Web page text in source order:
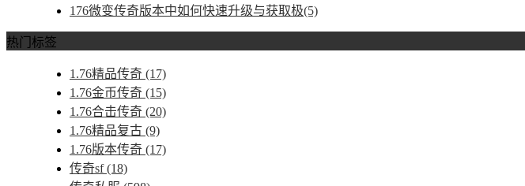
176微变传奇版本中如何快速升级与获取极(5)
热门标签
1.76精品传奇 (17)
1.76金币传奇 (15)
1.76合击传奇 (20)
1.76精品复古 (9)
1.76版本传奇 (17)
传奇sf(18)